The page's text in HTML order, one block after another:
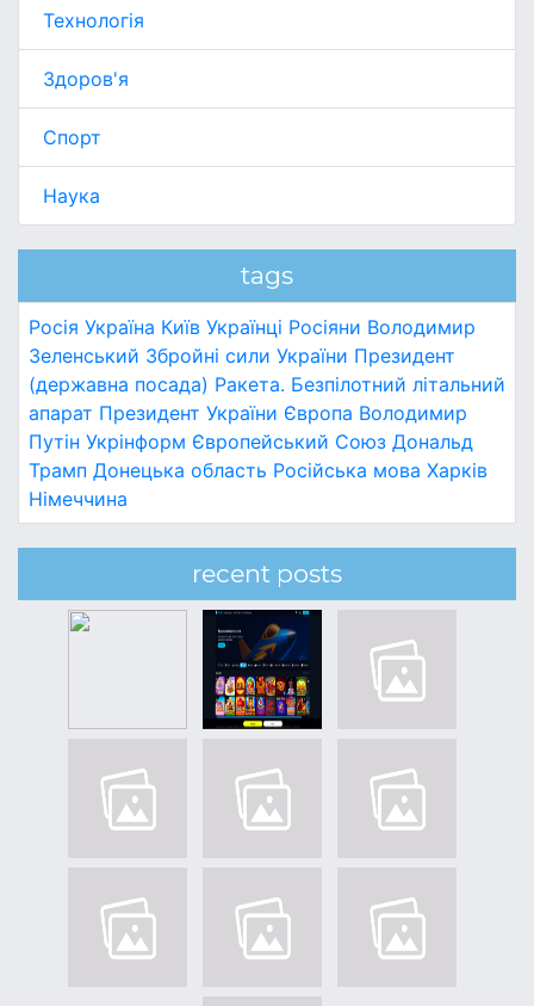
Технологія
Здоров'я
Спорт
Наука
tags
Росія Україна Київ Українці Росіяни Володимир
Зеленський Збройні сили України Президент
(державна посада) Ракета. Безпілотний літальний
апарат Президент України Європа Володимир
Путін Укрінформ Європейський Союз Дональд
Трамп Донецька область Російська мова Харків
Німеччина
recent posts